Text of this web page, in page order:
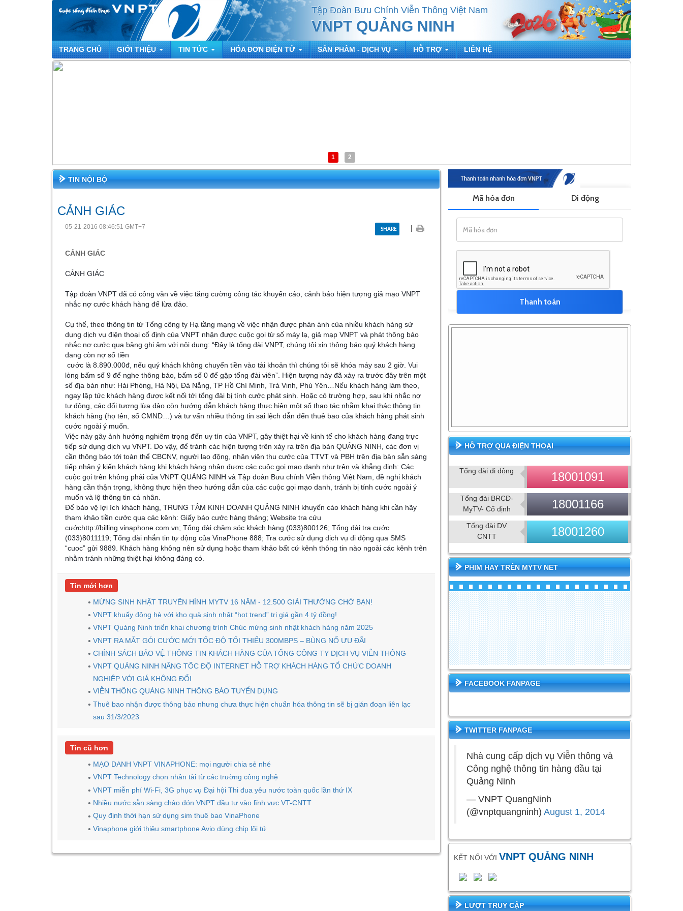
Tập Đoàn Bưu Chính Viễn Thông Việt Nam
VNPT QUẢNG NINH
TRANG CHỦ GIỚI THIỆU TIN TỨC HÓA ĐƠN ĐIỆN TỬ SẢN PHẦM - DỊCH VỤ HỖ TRỢ LIÊN HỆ
1 2
TIN NỘI BỘ
CẢNH GIÁC
05-21-2016 08:46:51 GMT+7 SHARE |
CẢNH GIÁC
CẢNH GIÁC
Tập đoàn VNPT đã có công văn về việc tăng cường công tác khuyến cáo, cảnh báo hiện tượng giả mạo VNPT
nhắc nợ cước khách hàng để lừa đảo.
Cụ thể, theo thông tin từ Tổng công ty Hạ tầng mạng về việc nhận được phản ánh của nhiều khách hàng sử
dụng dịch vụ điện thoại cố định của VNPT nhận được cuộc gọi từ số máy lạ, giả mạp VNPT và phát thông báo
nhắc nợ cước qua băng ghi âm với nội dung: “Đây là tổng đài VNPT, chúng tôi xin thông báo quý khách hàng
đang còn nợ số tiền
cước là 8.890.000đ, nếu quý khách không chuyển tiền vào tài khoản thì chúng tôi sẽ khóa máy sau 2 giờ. Vui
lòng bấm số 9 để nghe thông báo, bấm số 0 để gặp tổng đài viên”. Hiện tượng này đã xảy ra trước đây trên một
số địa bàn như: Hải Phòng, Hà Nội, Đà Nẵng, TP Hồ Chí Minh, Trà Vinh, Phú Yên…Nếu khách hàng làm theo,
ngay lập tức khách hàng được kết nối tới tổng đài bị tính cước phát sinh. Hoặc có trường hợp, sau khi nhắc nợ
tự động, các đối tượng lừa đảo còn hướng dẫn khách hàng thực hiện một số thao tác nhằm khai thác thông tin
khách hàng (họ tên, số CMND…) và tư vấn nhiều thông tin sai lệch dẫn đến thuê bao của khách hàng phát sinh
cước ngoài ý muốn.
Việc này gây ảnh hưởng nghiêm trọng đến uy tín của VNPT, gây thiệt hại về kinh tế cho khách hàng đang trực
tiếp sử dụng dịch vụ VNPT. Do vậy, để tránh các hiện tượng trên xảy ra trên địa bàn QUẢNG NINH, các đơn vị
cần thông báo tới toàn thể CBCNV, người lao động, nhân viên thu cước của TTVT và PBH trên địa bàn sẵn sàng
tiếp nhận ý kiến khách hàng khi khách hàng nhận được các cuộc gọi mạo danh như trên và khẳng định: Các
cuộc gọi trên không phải của VNPT QUẢNG NINH và Tập đoàn Bưu chính Viễn thông Việt Nam, đề nghị khách
hàng cần thận trọng, không thực hiện theo hướng dẫn của các cuộc gọi mạo danh, tránh bị tính cước ngoài ý
muốn và lộ thông tin cá nhân.
Để bảo vệ lợi ích khách hàng, TRUNG TÂM KINH DOANH QUẢNG NINH khuyến cáo khách hàng khi cần hãy
tham khảo tiền cước qua các kênh: Giấy báo cước hàng tháng; Website tra cứu
cướchttp://billing.vinaphone.com.vn; Tổng đài chăm sóc khách hàng (033)800126; Tổng đài tra cước
(033)8011119; Tổng đài nhắn tin tự động của VinaPhone 888; Tra cước sử dụng dịch vụ di động qua SMS
“cuoc” gửi 9889. Khách hàng không nên sử dụng hoặc tham khảo bất cứ kênh thông tin nào ngoài các kênh trên
nhằm tránh những thiệt hại không đáng có.
Tin mới hơn
MỪNG SINH NHẬT TRUYỀN HÌNH MYTV 16 NĂM - 12.500 GIẢI THƯỞNG CHỜ BẠN!
VNPT khuấy động hè với kho quà sinh nhật “hot trend” trị giá gần 4 tỷ đồng!
VNPT Quảng Ninh triển khai chương trình Chúc mừng sinh nhật khách hàng năm 2025
VNPT RA MẮT GÓI CƯỚC MỚI TỐC ĐỘ TỐI THIỂU 300MBPS – BÙNG NỔ ƯU ĐÃI
CHÍNH SÁCH BẢO VỆ THÔNG TIN KHÁCH HÀNG CỦA TỔNG CÔNG TY DỊCH VỤ VIỄN THÔNG
VNPT QUẢNG NINH NÂNG TỐC ĐỘ INTERNET HỖ TRỢ KHÁCH HÀNG TỔ CHỨC DOANH
NGHIỆP VỚI GIÁ KHÔNG ĐỔI
VIỄN THÔNG QUẢNG NINH THÔNG BÁO TUYỂN DỤNG
Thuê bao nhận được thông báo nhưng chưa thực hiện chuẩn hóa thông tin sẽ bị gián đoạn liên lạc
sau 31/3/2023
Tin cũ hơn
MẠO DANH VNPT VINAPHONE: mọi người chia sẻ nhé
VNPT Technology chọn nhân tài từ các trường công nghệ
VNPT miễn phí Wi-Fi, 3G phục vụ Đại hội Thi đua yêu nước toàn quốc lần thứ IX
Nhiều nước sẵn sàng chào đón VNPT đầu tư vào lĩnh vực VT-CNTT
Quy định thời hạn sử dụng sim thuê bao VinaPhone
Vinaphone giới thiệu smartphone Avio dùng chip lõi tứ
HỖ TRỢ QUA ĐIỆN THOẠI
Tổng đài di động 18001091
Tổng đài BRCĐ-
MyTV- Cố định
18001166
Tổng đài DV
CNTT
18001260
PHIM HAY TRÊN MYTV NET
FACEBOOK FANPAGE
TWITTER FANPAGE
Nhà cung cấp dịch vụ Viễn thông và
Công nghệ thông tin hàng đầu tại
Quảng Ninh
— VNPT QuangNinh
(@vnptquangninh) August 1, 2014
KẾT NỐI VỚI VNPT QUẢNG NINH
LƯỢT TRUY CẬP